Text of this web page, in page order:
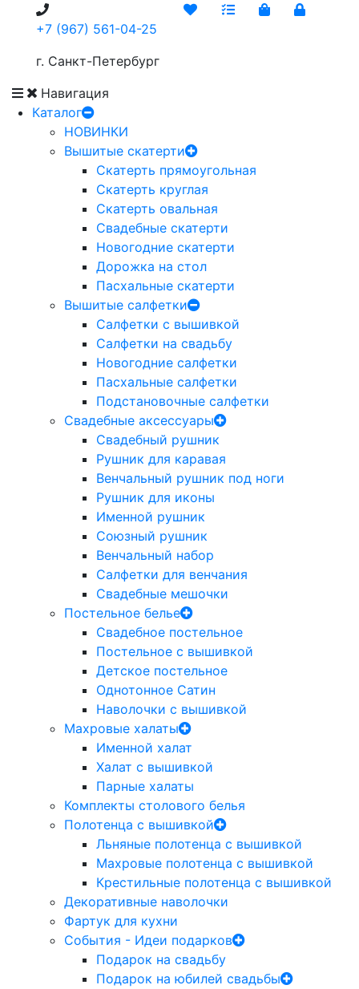
+7 (967) 561-04-25
г. Санкт-Петербург
Навигация
Каталог
НОВИНКИ
Вышитые скатерти
Скатерть прямоугольная
Скатерть круглая
Скатерть овальная
Свадебные скатерти
Новогодние скатерти
Дорожка на стол
Пасхальные скатерти
Вышитые салфетки
Салфетки с вышивкой
Салфетки на свадьбу
Новогодние салфетки
Пасхальные салфетки
Подстановочные салфетки
Свадебные аксессуары
Свадебный рушник
Рушник для каравая
Венчальный рушник под ноги
Рушник для иконы
Именной рушник
Союзный рушник
Венчальный набор
Салфетки для венчания
Свадебные мешочки
Постельное белье
Свадебное постельное
Постельное с вышивкой
Детское постельное
Однотонное Сатин
Наволочки с вышивкой
Махровые халаты
Именной халат
Халат с вышивкой
Парные халаты
Комплекты столового белья
Полотенца с вышивкой
Льняные полотенца с вышивкой
Махровые полотенца с вышивкой
Крестильные полотенца с вышивкой
Декоративные наволочки
Фартук для кухни
События - Идеи подарков
Подарок на свадьбу
Подарок на юбилей свадьбы